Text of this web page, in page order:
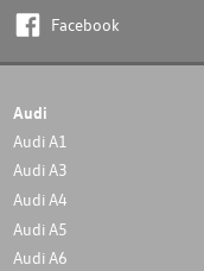
Facebook
Audi
Audi A1
Audi A3
Audi A4
Audi A5
Audi A6